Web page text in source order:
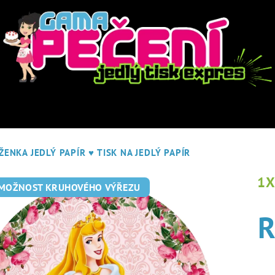
JEDLÝ PAPÍR♥ TISK NA JEDLÝ PAPÍR
1X
KRUHOVÉHO VÝŘEZU